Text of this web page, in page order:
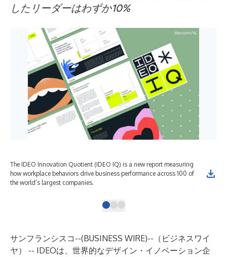
したリーダーはわずか10%
The IDEO Innovation Quotient (IDEO IQ) is a new report measuring
how workplace behaviors drive business performance across 100 of
the world’s largest companies.
サンフランシスコ--(BUSINESS WIRE)-- （ビジネスワイ
ヤ） -- IDEOは、世界的なデザイン・イノベーション企